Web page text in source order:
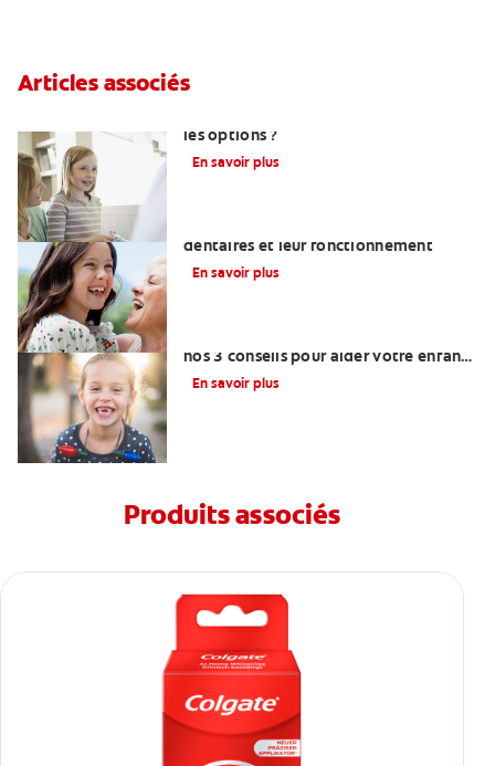
Articles associés
les options ?
En savoir plus
dentaires et leur fonctionnement
En savoir plus
nos 3 conseils pour aider votre enfant
à se brosser les dents
En savoir plus
Produits associés